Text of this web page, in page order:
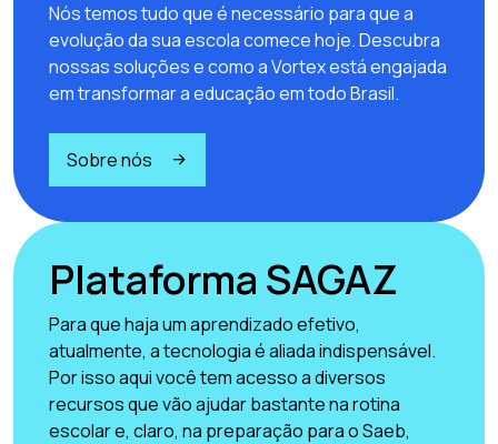
Nós temos tudo que é necessário para que a
evolução da sua escola comece hoje. Descubra
nossas soluções e como a Vortex está engajada
em transformar a educação em todo Brasil.
Sobre nós
Plataforma SAGAZ
Para que haja um aprendizado efetivo,
atualmente, a tecnologia é aliada indispensável.
Por isso aqui você tem acesso a diversos
recursos que vão ajudar bastante na rotina
escolar e, claro, na preparação para o Saeb,